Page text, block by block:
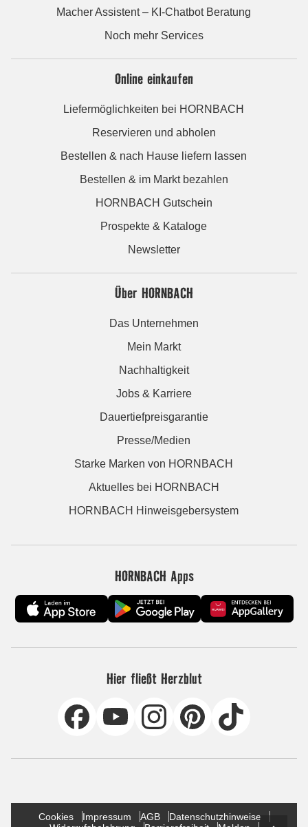
Macher Assistent – KI-Chatbot Beratung
Noch mehr Services
Online einkaufen
Liefermöglichkeiten bei HORNBACH
Reservieren und abholen
Bestellen & nach Hause liefern lassen
Bestellen & im Markt bezahlen
HORNBACH Gutschein
Prospekte & Kataloge
Newsletter
Über HORNBACH
Das Unternehmen
Mein Markt
Nachhaltigkeit
Jobs & Karriere
Dauertiefpreisgarantie
Presse/Medien
Starke Marken von HORNBACH
Aktuelles bei HORNBACH
HORNBACH Hinweisgebersystem
HORNBACH Apps
Hier fließt Herzblut
Cookies Impressum AGB
Datenschutzhinweise